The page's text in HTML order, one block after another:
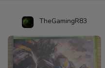
TheGamingR83